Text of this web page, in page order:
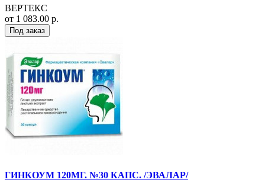
ВЕРТЕКС
от 1 083.00 р.
Под заказ
ГИНКОУМ 120МГ. №30 КАПС. /ЭВАЛАР/